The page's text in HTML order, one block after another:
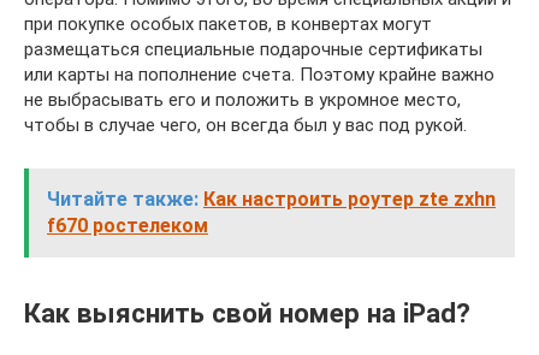
при покупке особых пакетов, в конвертах могут
размещаться специальные подарочные сертификаты
или карты на пополнение счета. Поэтому крайне важно
не выбрасывать его и положить в укромное место,
чтобы в случае чего, он всегда был у вас под рукой.
Читайте также: Как настроить роутер zte zxhn
f670 ростелеком
Как выяснить свой номер на iPad?